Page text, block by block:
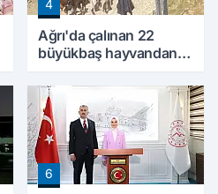
4
Ağrı'da çalınan 22
büyükbaş hayvandan
bulundu
6